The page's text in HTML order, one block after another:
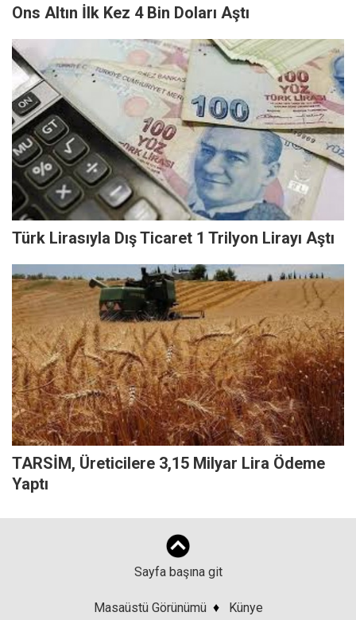
Ons Altın İlk Kez 4 Bin Doları Aştı
Türk Lirasıyla Dış Ticaret 1 Trilyon Lirayı Aştı
TARSİM, Üreticilere 3,15 Milyar Lira Ödeme
Yaptı
Sayfa başına git
Masaüstü Görünümü ♦ Künye